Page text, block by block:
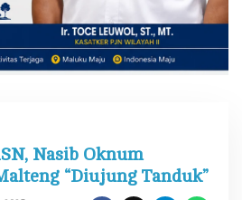
Nasib Oknum
“Diujung Tanduk”